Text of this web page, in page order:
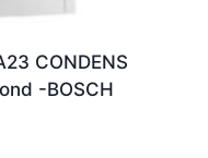
CONDENS
-BOSCH